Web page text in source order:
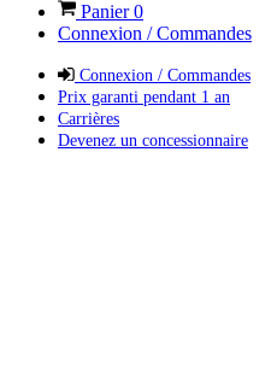
Panier0
Connexion / Commandes
Connexion / Commandes
Prix garanti pendant 1 an
Carrières
Devenez un concessionnaire